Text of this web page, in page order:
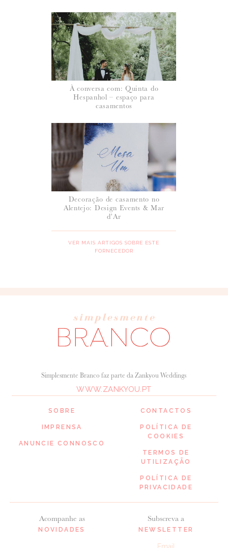
À conversa com: Quinta do
Hespanhol – espaço para
casamentos
Decoração de casamento no
Alentejo: Design Events & Mar
d’Ar
VER MAIS ARTIGOS SOBRE ESTE
FORNECEDOR
SOBRE
IMPRENSA
ANUNCIE CONNOSCO
Acompanhe as
NOVIDADES
Simplesmente Branco faz parte da Zankyou Weddings
WWW.ZANKYOU.PT
Subscreva a
NEWSLETTER
CONTACTOS
POLÍTICA DE
COOKIES
TERMOS DE
UTILIZAÇÃO
POLÍTICA DE
PRIVACIDADE